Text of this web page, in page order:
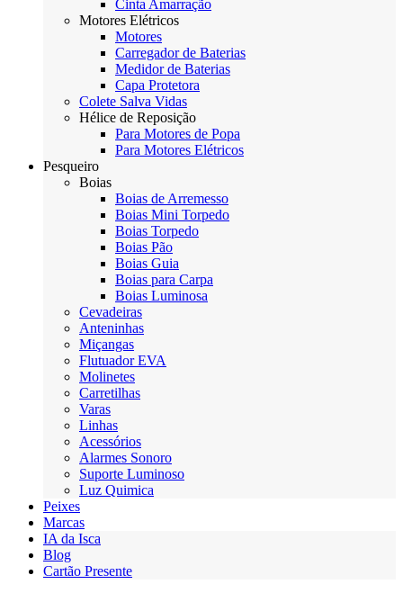
Cinta Amarração
Motores Elétricos
Motores
Carregador de Baterias
Medidor de Baterias
Capa Protetora
Colete Salva Vidas
Hélice de Reposição
Para Motores de Popa
Para Motores Elétricos
Pesqueiro
Boias
Boias de Arremesso
Boias Mini Torpedo
Boias Torpedo
Boias Pão
Boias Guia
Boias para Carpa
Boias Luminosa
Cevadeiras
Anteninhas
Miçangas
Flutuador EVA
Molinetes
Carretilhas
Varas
Linhas
Acessórios
Alarmes Sonoro
Suporte Luminoso
Luz Quimica
Peixes
Marcas
IA da Isca
Blog
Cartão Presente